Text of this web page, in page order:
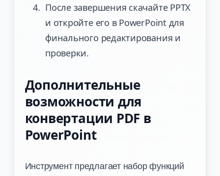
После завершения скачайте PPTX
и откройте его в PowerPoint для
финального редактирования и
проверки.
Дополнительные
возможности для
конвертации PDF в
PowerPoint
Инструмент предлагает набор функций